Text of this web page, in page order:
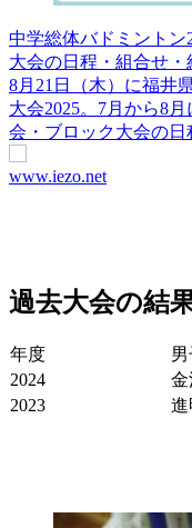
中学総体バドミントン
大会の日程・組合せ・
8月21日（木）に福井
大会2025。7月から8
会・ブロック大会の
www.iezo.net
過去大会の結
年度
2024
金
2023
進